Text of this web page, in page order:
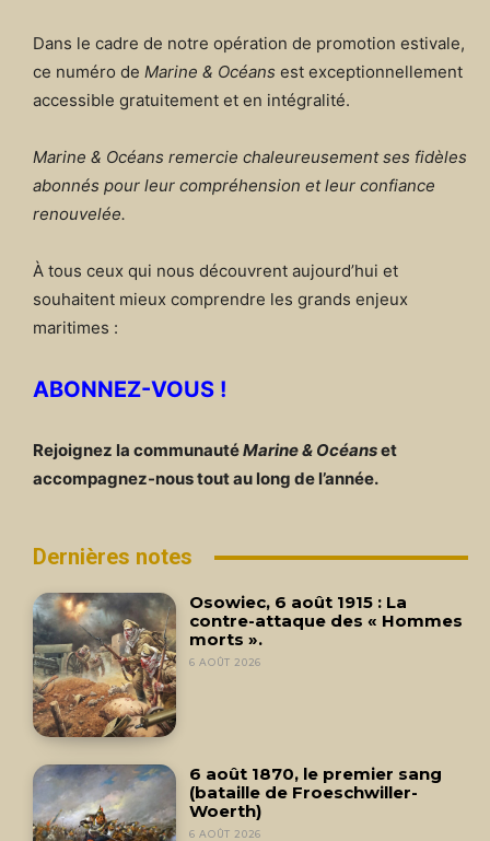
Dans le cadre de notre opération de promotion estivale,
ce numéro de Marine & Océans est exceptionnellement
accessible gratuitement et en intégralité.
Marine & Océans remercie chaleureusement ses fidèles
abonnés pour leur compréhension et leur confiance
renouvelée.
À tous ceux qui nous découvrent aujourd’hui et
souhaitent mieux comprendre les grands enjeux
maritimes :
ABONNEZ-VOUS !
Rejoignez la communautéMarine & Océanset
accompagnez-nous tout au long de l’année.
Dernières notes
Osowiec, 6 août 1915 : La
contre-attaque des « Hommes
morts ».
6 AOÛT 2026
6 août 1870, le premier sang
(bataille de Froeschwiller-
Woerth)
6 AOÛT 2026